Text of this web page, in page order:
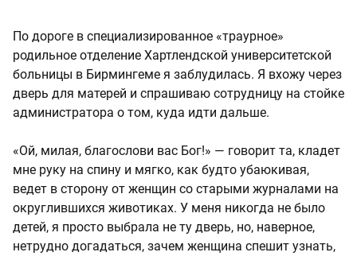
По дороге в специализированное «траурное»
родильное отделение Хартлендской университетской
больницы в Бирмингеме я заблудилась. Я вхожу через
дверь для матерей и спрашиваю сотрудницу на стойке
администратора о том, куда идти дальше.
«Ой, милая, благослови вас Бог!» — говорит та, кладет
мне руку на спину и мягко, как будто убаюкивая,
ведет в сторону от женщин со старыми журналами на
округлившихся животиках. У меня никогда не было
детей, я просто выбрала не ту дверь, но, наверное,
нетрудно догадаться, зачем женщина спешит узнать,